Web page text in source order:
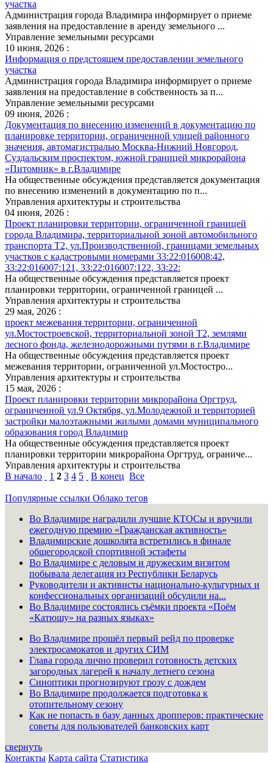
участка
Администрация города Владимира информирует о приеме
заявления на предоставление в аренду земельного ...
Управление земельными ресурсами
10 июня, 2026 :
Информация о предстоящем предоставлении земельного
участка
Администрация города Владимира информирует о приеме
заявления на предоставление в собственность за п...
Управление земельными ресурсами
09 июня, 2026 :
Документация по внесению изменений в документацию по
планировке территории, ограниченной улицей районного
значения, автомагистралью Москва-Нижний Новгород,
Суздальским проспектом, южной границей микрорайона
«Питомник» в г.Владимире
На общественные обсуждения представляется документация
по внесению изменений в документацию по п...
Управления архитектуры и строительства
04 июня, 2026 :
Проект планировки территории, ограниченной границей
города Владимира, территориальной зоной автомобильного
транспорта Т2, ул.Производственной, границами земельных
участков с кадастровыми номерами 33:22:016008:42,
33:22:016007:121, 33:22:016007:122, 33:22:
На общественные обсуждения представляется проект
планировки территории, ограниченной границей ...
Управления архитектуры и строительства
29 мая, 2026 :
проект межевания территории, ограниченной
ул.Мостостроевской, территориальной зоной Т2, землями
лесного фонда, железнодорожными путями в г.Владимире
На общественные обсуждения представляется проект
межевания территории, ограниченной ул.Мостостро...
Управления архитектуры и строительства
15 мая, 2026 :
Проект планировки территории микрорайона Оргтруд,
ограниченной ул.9 Октября, ул.Молодежной и территорией
застройки малоэтажными жилыми домами муниципального
образования город Владимир
На общественные обсуждения представляется проект
планировки территории микрорайона Оргтруд, ограниче...
Управления архитектуры и строительства
В начало
1 2 3 4 5 В конец Все
Популярные ссылки Облако тегов
Во Владимире наградили лучшие КТОСы и вручили
ежегодную премию «Гражданская активность»
Владимирские дошколята встретились в финале
общегородской спортивной эстафеты
Во Владимире с деловым и дружеским визитом
побывала делегация из Республики Беларусь
Руководители и активисты национально-культурных и
конфессиональных организаций обсудили на...
Во Владимире состоялись съёмки проекта «Поём
«Катюшу» на разных языках»
Во Владимире прошёл первый рейд по проверке
электросамокатов и других СИМ
Глава города лично проверил готовность детских
загородных лагерей к началу летнего сезона
Синоптики прогнозируют грозу с дождем
Во Владимире продолжается подготовка к
отопительному сезону
Как не попасть в базу данных дропперов: практические
советы для пользователей банковских карт
свернуть
Контакты Карта сайта Статистика